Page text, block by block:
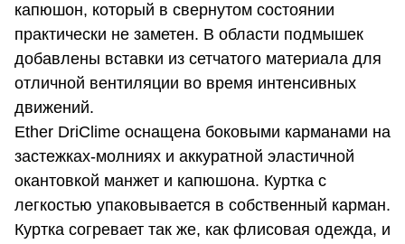
капюшон, который в свернутом состоянии
практически не заметен. В области подмышек
добавлены вставки из сетчатого материала для
отличной вентиляции во время интенсивных
движений.
Ether DriClime оснащена боковыми карманами на
застежках-молниях и аккуратной эластичной
окантовкой манжет и капюшона. Куртка с
легкостью упаковывается в собственный карман.
Куртка согревает так же, как флисовая одежда, и